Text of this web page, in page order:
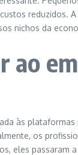
reduzidos.
nichos da
ao
às
os
eles